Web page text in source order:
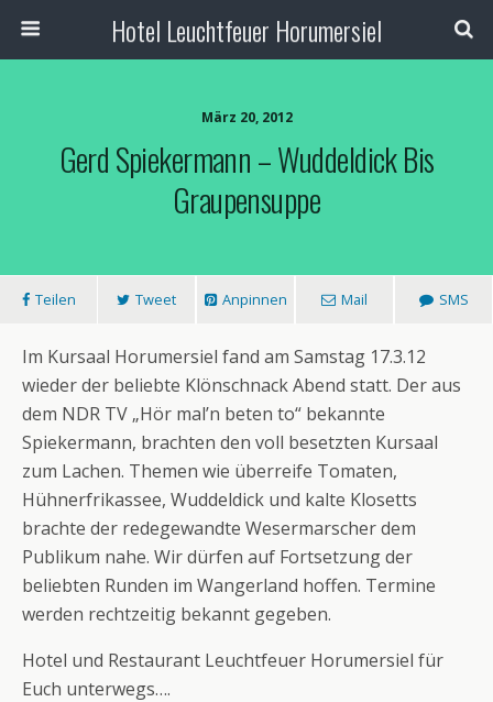
Hotel Leuchtfeuer Horumersiel
März 20, 2012
Gerd Spiekermann – Wuddeldick Bis
Graupensuppe
Teilen Tweet Anpinnen Mail SMS
Im Kursaal Horumersiel fand am Samstag 17.3.12
wieder der beliebte Klönschnack Abend statt. Der aus
dem NDR TV „Hör mal’n beten to“ bekannte
Spiekermann, brachten den voll besetzten Kursaal
zum Lachen. Themen wie überreife Tomaten,
Hühnerfrikassee, Wuddeldick und kalte Klosetts
brachte der redegewandte Wesermarscher dem
Publikum nahe. Wir dürfen auf Fortsetzung der
beliebten Runden im Wangerland hoffen. Termine
werden rechtzeitig bekannt gegeben.
Hotel und Restaurant Leuchtfeuer Horumersiel für
Euch unterwegs….